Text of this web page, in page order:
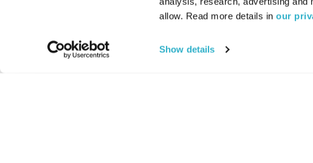
allow. Read more details in our
Show details